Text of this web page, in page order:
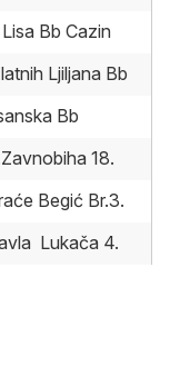
Bb Cazin
Ljiljana Bb
Bb
18.
Begić Br.3.
Lukača 4.